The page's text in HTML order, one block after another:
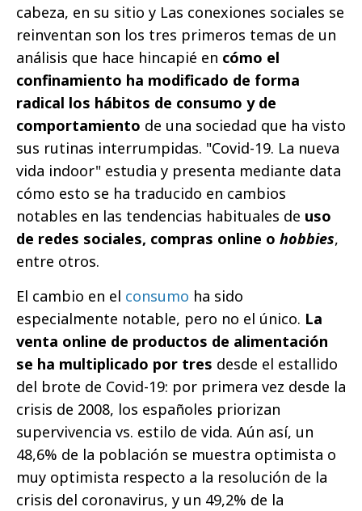
cabeza, en su sitio y Las conexiones sociales se
reinventan son los tres primeros temas de un
análisis que hace hincapié en cómo el
confinamiento ha modificado de forma
radical los hábitos de consumo y de
comportamiento de una sociedad que ha visto
sus rutinas interrumpidas. "Covid-19. La nueva
vida indoor" estudia y presenta mediante data
cómo esto se ha traducido en cambios
notables en las tendencias habituales de uso
de redes sociales, compras online o hobbies,
entre otros.
El cambio en el consumo ha sido
especialmente notable, pero no el único. La
venta online de productos de alimentación
se ha multiplicado por tres desde el estallido
del brote de Covid-19: por primera vez desde la
crisis de 2008, los españoles priorizan
supervivencia vs. estilo de vida. Aún así, un
48,6% de la población se muestra optimista o
muy optimista respecto a la resolución de la
crisis del coronavirus, y un 49,2% de la